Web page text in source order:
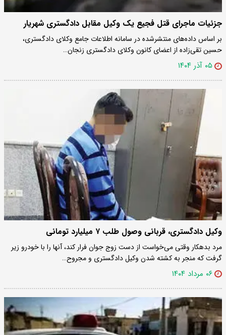
جزئیات ماجرای قتل فجیع یک وکیل مقابل دادگستری شهریار
بر اساس داده‌های منتشرشده در سامانه اطلاعات جامع وکلای دادگستری،
حسین تقی‌زاده از اعضای کانون وکلای دادگستری زنجان…
۰۵ آذر ۱۴۰۴
وکیل دادگستری، قربانی وصول طلب ۷ میلیارد تومانی
مرد بدهکار وقتی می‌خواست از دست زوج جوان فرار کند، آنها را با خودرو زیر
گرفت که منجر به کشته شدن وکیل دادگستری و مجروح…
۰۶ مرداد ۱۴۰۴